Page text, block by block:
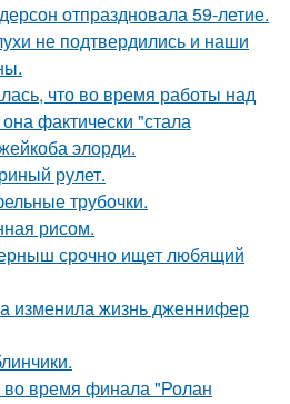
отпраздновала 59-летие.
не подтвердились и наши
что во время работы над
фактически "стала
элорди.
рулет.
трубочки.
рисом.
срочно ищет любящий
изменила жизнь дженнифер
время финала "Ролан